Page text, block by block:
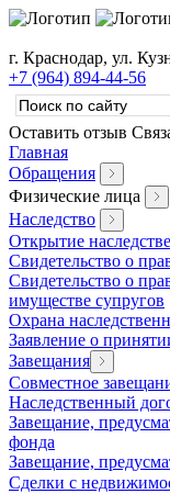
г. Краснодар, ул.
+7 (964) 894-44-56
Оставить отзыв
Главная
Обращения
Физические лица
Наследство
Открытие
Свидетельство о
Свидетельство о
имуществе супругов
Охрана
Заявление о
Завещания
Совместное
Наследственный
Завещание,
фонда
Завещание,
Сделки с